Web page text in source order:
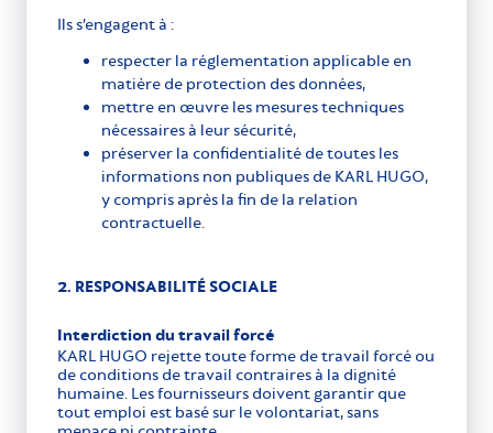
Ils s’engagent à :
respecter la réglementation applicable en
matière de protection des données,
mettre en œuvre les mesures techniques
nécessaires à leur sécurité,
préserver la confidentialité de toutes les
informations non publiques de KARL HUGO,
y compris après la fin de la relation
contractuelle.
2. RESPONSABILITÉ SOCIALE
Interdiction du travail forcé
KARL HUGO rejette toute forme de travail forcé ou
de conditions de travail contraires à la dignité
humaine. Les fournisseurs doivent garantir que
tout emploi est basé sur le volontariat, sans